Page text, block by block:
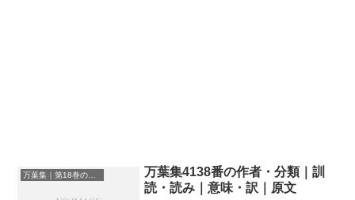
万葉集｜第18巻の和歌一覧
万葉集4138番の作者・分類｜訓
読・読み｜意味・訳｜原文